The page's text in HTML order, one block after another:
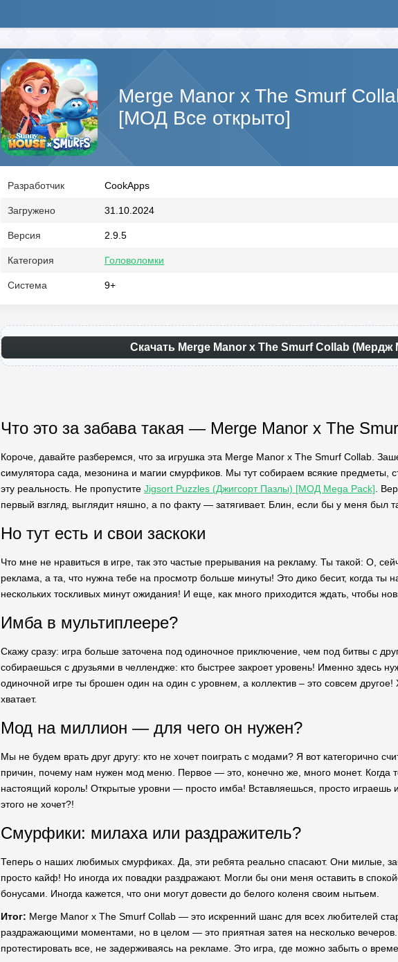
Merge Manor x The Smurf
[МОД Все открыто]
Разработчик CookApps
Загружено 31.10.2024
Версия 2.9.5
Категория Головоломки
Система 9+
Скачать Merge Manor x The Smurf Collab
Что это за забава такая — Merge Manor x The
Короче, давайте разберемся, что за игрушка эта Merge Manor x The Smurf Collab.
симулятора сада, мезонина и магии смурфиков. Мы тут собираем всякие предметы,
эту реальность. Не пропустите Jigsort Puzzles (Джигсорт Пазлы) [МОД Mega Pack] .
первый взгляд, выглядит няшно, а по факту — затягивает. Блин, если бы у меня был
Но тут есть и свои заскоки
Что мне не нравиться в игре, так это частые прерывания на рекламу. Ты такой: О,
реклама, а та, что нужна тебе на просмотр больше минуты! Это дико бесит, когда ты
нескольких тоскливых минут ожидания! И еще, как много приходится ждать, чтобы
Имба в мультиплеере?
Скажу сразу: игра больше заточена под одиночное приключение, чем под битвы с
собираешься с друзьями в челлендже: кто быстрее закроет уровень! Именно здесь
одиночной игре ты брошен один на один с уровнем, а коллектив – это совсем другое!
хватает.
Мод на миллион — для чего он нужен?
Мы не будем врать друг другу: кто не хочет поиграть с модами? Я вот категорично
причин, почему нам нужен мод меню. Первое — это, конечно же, много монет. Когда
настоящий король! Открытые уровни — просто имба! Вставляешься, просто играешь
этого не хочет?!
Смурфики: милаха или раздражитель?
Теперь о наших любимых смурфиках. Да, эти ребята реально спасают. Они милые,
просто кайф! Но иногда их повадки раздражают. Могли бы они меня оставить в
бонусами. Иногда кажется, что они могут довести до белого коленя своим нытьем.
Итог: Merge Manor x The Smurf Collab — это искренний шанс для всех любителей
раздражающими моментами, но в целом — это приятная затея на несколько
протестировать все, не задерживаясь на рекламе. Это игра, где можно забыть о